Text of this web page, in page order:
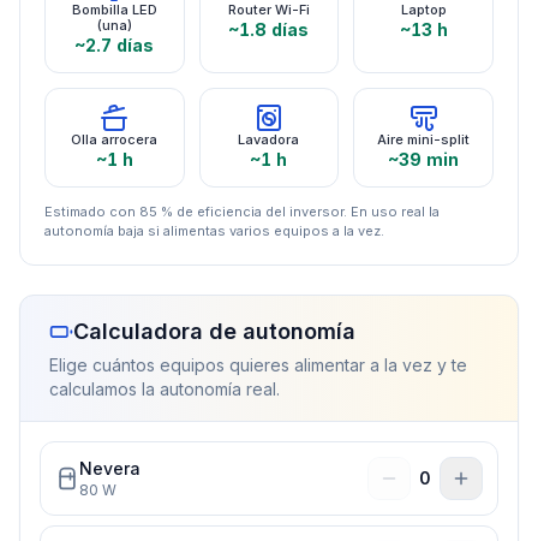
Bombilla LED
(una)
~2.7 días
Router Wi-Fi
~1.8 días
Laptop
~13 h
Olla arrocera
~1 h
Lavadora
~1 h
Aire mini-split
~39 min
Estimado con 85 % de eficiencia del inversor. En uso real la
autonomía baja si alimentas varios equipos a la vez.
Calculadora de autonomía
Elige cuántos equipos quieres alimentar a la vez y te
calculamos la autonomía real.
Nevera
80 W
0